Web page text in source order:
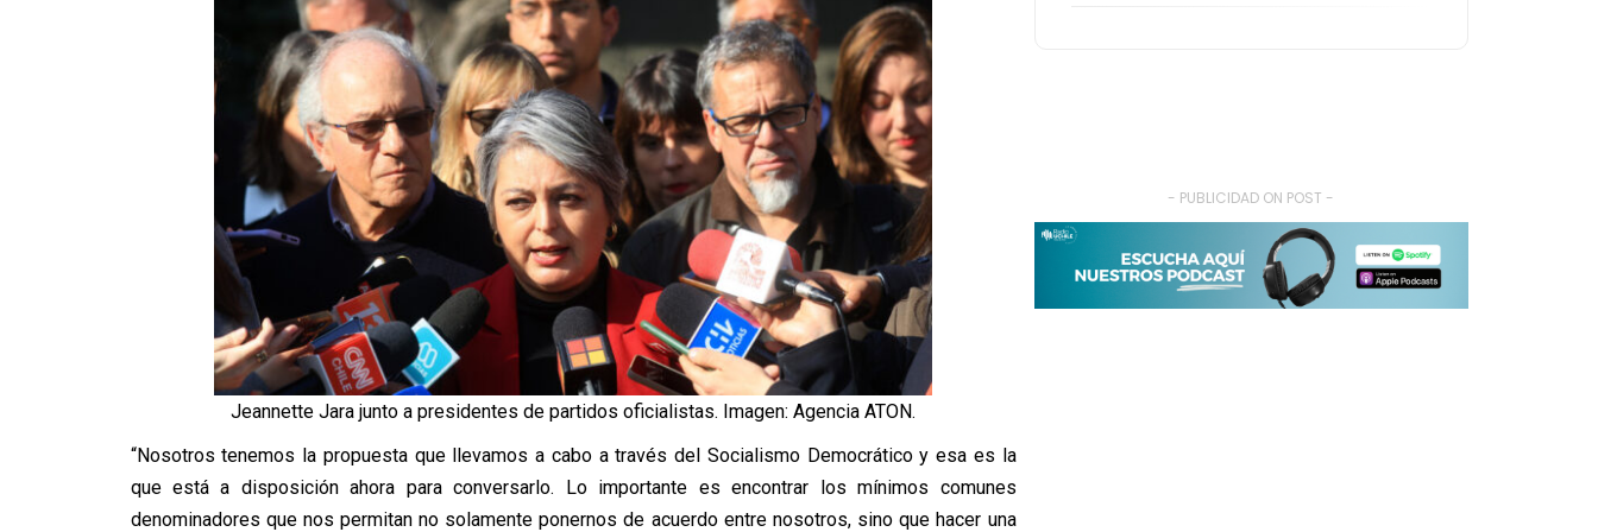
Jeannette Jara junto a presidentes de partidos oficialistas. Imagen: Agencia ATON.
“Nosotros tenemos la propuesta que llevamos a cabo a través del Socialismo Democrático y esa es la
que está a disposición ahora para conversarlo. Lo importante es encontrar los mínimos comunes
denominadores que nos permitan no solamente ponernos de acuerdo entre nosotros, sino que hacer una
- PUBLICIDAD ON POST -